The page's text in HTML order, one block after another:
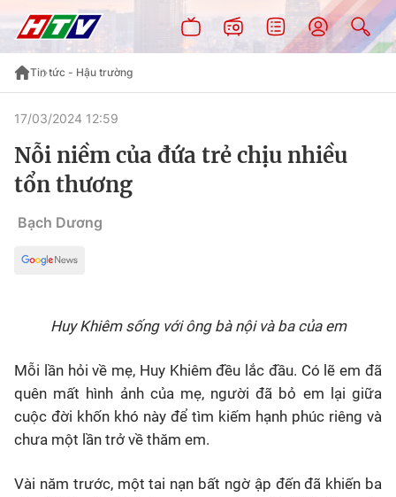
Tin tức - Hậu trường
17/03/2024 12:59
Nỗi niềm của đứa trẻ chịu nhiều
tổn thương
Bạch Dương
Huy Khiêm sống với ông bà nội và ba của em
Mỗi lần hỏi về mẹ, Huy Khiêm đều lắc đầu. Có lẽ em đã
quên mất hình ảnh của mẹ, người đã bỏ em lại giữa
cuộc đời khốn khó này để tìm kiếm hạnh phúc riêng và
chưa một lần trở về thăm em.
Vài năm trước, một tai nạn bất ngờ ập đến đã khiến ba